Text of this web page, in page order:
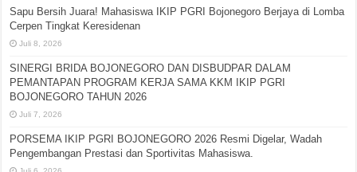
Sapu Bersih Juara! Mahasiswa IKIP PGRI Bojonegoro Berjaya di Lomba
Cerpen Tingkat Keresidenan
Juli 8, 2026
SINERGI BRIDA BOJONEGORO DAN DISBUDPAR DALAM
PEMANTAPAN PROGRAM KERJA SAMA KKM IKIP PGRI
BOJONEGORO TAHUN 2026
Juli 7, 2026
PORSEMA IKIP PGRI BOJONEGORO 2026 Resmi Digelar, Wadah
Pengembangan Prestasi dan Sportivitas Mahasiswa.